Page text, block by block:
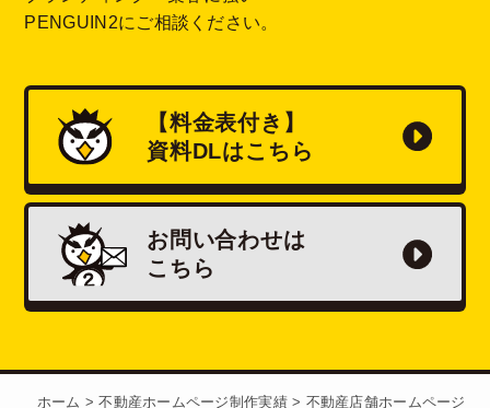
PENGUIN2にご相談ください。
【料金表付き】
資料DLはこちら
お問い合わせは
こちら
ホーム >不動産ホームページ制作実績> 不動産店舗ホームページ